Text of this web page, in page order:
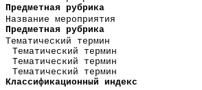
Предметная рубрика
Название мероприятия
Предметная рубрика
Тематический термин
Тематический термин
Тематический термин
Тематический термин
Классификационный индекс